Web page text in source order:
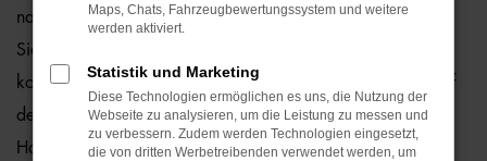
nahezu jedem Anspruch in Bremen passt. Gerne lassen wir
Sie bei uns vor Ort einsteigen oder übernehmen die
komplette Beratung auf digitalem Weg. Der Vorteil liegt auf
der Hand, denn so erhalten Sie Ihren VW T6 Caravelle frei
Haus und erfreuen sich an der direkten Lieferung nach
Maps, Chats, Fahrzeugbewertungssystem und weitere
werden aktiviert.
Statistik und Marketing
Diese Technologien ermöglichen es uns, die Nutzung der
Webseite zu analysieren, um die Leistung zu messen und
zu verbessern. Zudem werden Technologien eingesetzt,
die von dritten Werbetreibenden verwendet werden, um